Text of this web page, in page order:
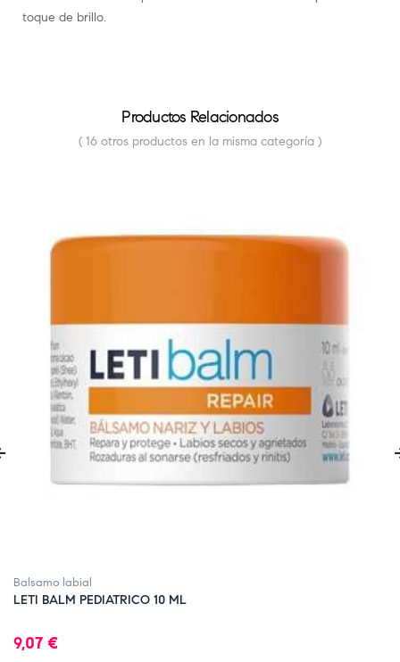
toque de brillo.
Productos Relacionados
( 16 otros productos en la misma categoría )
Balsamo labial
LETI BALM PEDIATRICO 10 ML
Precio
9,07 €